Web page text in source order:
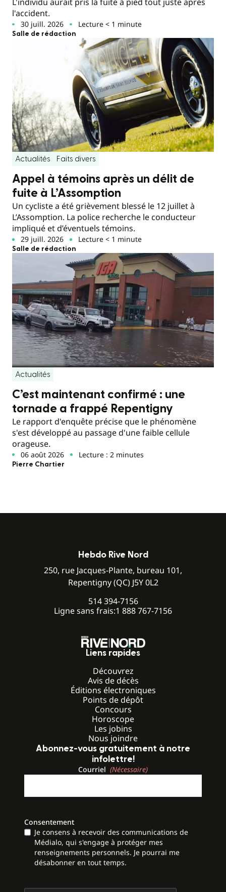
l'accident.
30 juill. 2026 Lecture < 1 minute
Salle de rédaction
Actualités Faits divers
Appel à témoins après un délit de
fuite à L’Assomption
Un cycliste a été grièvement blessé le 12 juillet à
L’Assomption. La police recherche le conducteur
impliqué et d’éventuels témoins.
29 juill. 2026 Lecture < 1 minute
Salle de rédaction
Actualités
C’est maintenant confirmé : une
tornade a frappé Repentigny
Le rapport d'enquête précise que le phénomène
s'est développé au passage d'une faible cellule
orageuse.
06 août 2026 Lecture : 2 minutes
Pierre Chartier
Hebdo Rive Nord
250, rue Jacques-Plante, bureau 101,
Repentigny (QC) J5Y 0L2
514 394-7156
Ligne sans frais:1 888 767-7156
Liens rapides
Découvrez
Avis de décès
Éditions électroniques
Points de dépôt
Concours
Horoscope
Les jobins
Nous joindre
Abonnez-vous gratuitement à notre
infolettre!
Courriel (Nécessaire)
Consentement
Je consens à recevoir des communications de
Médialo, qui s'engage à protéger mes
renseignements personnels. Je pourrai me
désabonner en tout temps.